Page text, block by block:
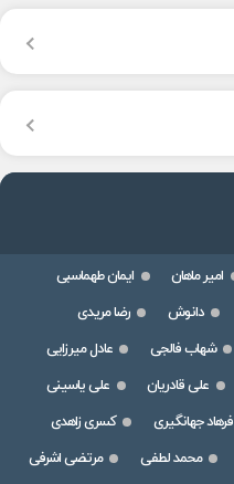
امیر ماهان
ایمان طهماسبی
دانوش
رضا مریدی
شهاب فالجی
عادل میرزایی
علی قادریان
علی یاسینی
فرهاد جهانگیری
کسری زاهدی
محمد لطفی
مرتضی اشرفی